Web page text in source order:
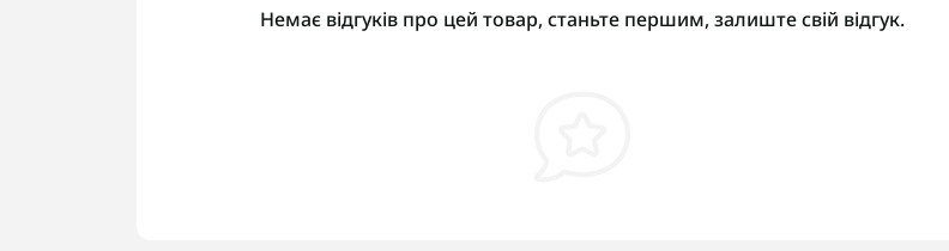
Немає відгуків про цей товар, станьте першим, залиште свій відгук.